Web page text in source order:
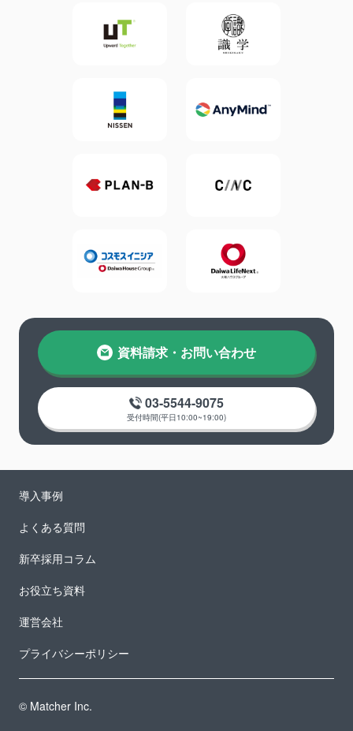
資料請求・お問い合わせ
03-5544-9075
受付時間(平日10:00~19:00)
導入事例
よくある質問
新卒採用コラム
お役立ち資料
運営会社
プライバシーポリシー
© Matcher Inc.